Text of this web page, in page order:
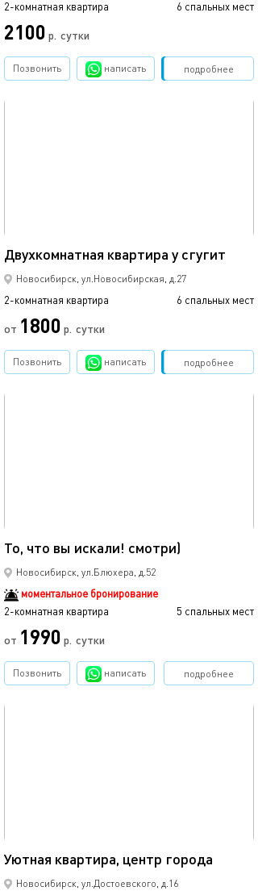
2-комнатная квартира 6 спальных мест
2100 р. сутки
подробнее
Позвонить написать Забронировать
Двухкомнатная квартира у сгугит
Новосибирск, ул.Новосибирская, д.27
2-комнатная квартира 6 спальных мест
от 1800 р. сутки
подробнее
Позвонить написать Забронировать
То, что вы искали! смотри)
Новосибирск, ул.Блюхера, д.52
моментальное бронирование
2-комнатная квартира
5 спальных мест
от 1990 р. сутки
подробнее
Позвонить написать
Уютная квартира, центр города
Новосибирск, ул.Достоевского, д.16